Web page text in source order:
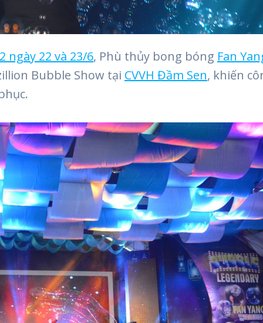
ngày 22 và 23/6, Phù thủy bong bóng Fan
Bubble Show tại CVVH Đầm Sen, khiến